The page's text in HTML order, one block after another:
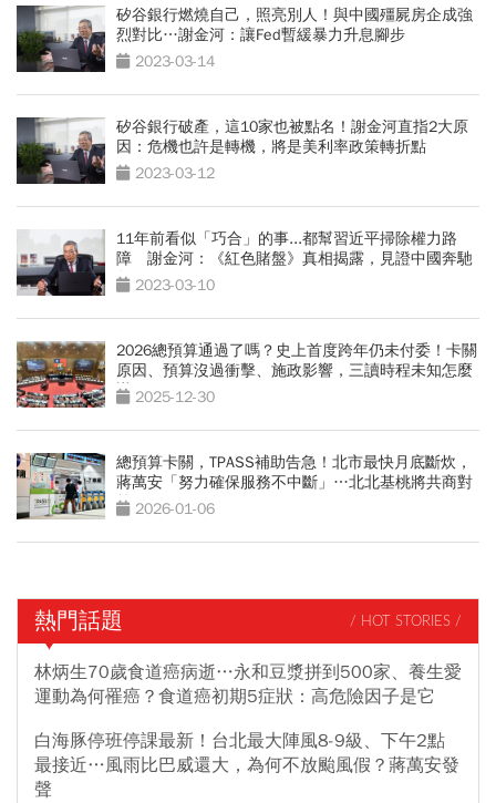
矽谷銀行燃燒自己，照亮別人！與中國殭屍房企成強
烈對比…謝金河：讓Fed暫緩暴力升息腳步
2023-03-14
矽谷銀行破產，這10家也被點名！謝金河直指2大原
因：危機也許是轉機，將是美利率政策轉折點
2023-03-12
11年前看似「巧合」的事...都幫習近平掃除權力路
障 謝金河：《紅色賭盤》真相揭露，見證中國奔馳
年代2023-03-10
2026總預算通過了嗎？史上首度跨年仍未付委！卡關
原因、預算沒過衝擊、施政影響，三讀時程未知怎麼
辦 2025-12-30
總預算卡關，TPASS補助告急！北市最快月底斷炊，
蔣萬安「努力確保服務不中斷」…北北基桃將共商對
策 2026-01-06
熱門話題 / HOT STORIES /
林炳生70歲食道癌病逝…永和豆漿拼到500家、養生愛
運動為何罹癌？食道癌初期5症狀：高危險因子是它
白海豚停班停課最新！台北最大陣風8-9級、下午2點
最接近…風雨比巴威還大，為何不放颱風假？蔣萬安發
聲